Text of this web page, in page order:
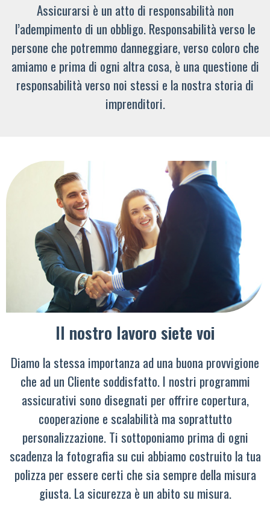
Assicurarsi è un atto di responsabilità non
l’adempimento di un obbligo. Responsabilità verso le
persone che potremmo danneggiare, verso coloro che
amiamo e prima di ogni altra cosa, è una questione di
responsabilità verso noi stessi e la nostra storia di
imprenditori.
Il nostro lavoro siete voi
Diamo la stessa importanza ad una buona provvigione
che ad un Cliente soddisfatto. I nostri programmi
assicurativi sono disegnati per offrire copertura,
cooperazione e scalabilità ma soprattutto
personalizzazione. Ti sottoponiamo prima di ogni
scadenza la fotografia su cui abbiamo costruito la tua
polizza per essere certi che sia sempre della misura
giusta. La sicurezza è un abito su misura.